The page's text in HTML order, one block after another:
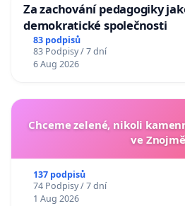
Za zachování pedagogiky
demokratické společnosti
83 podpisů
83 Podpisy / 7 dní
6 Aug 2026
Chceme zelené, nikoli
ve Znojmě
137 podpisů
74 Podpisy / 7 dní
1 Aug 2026